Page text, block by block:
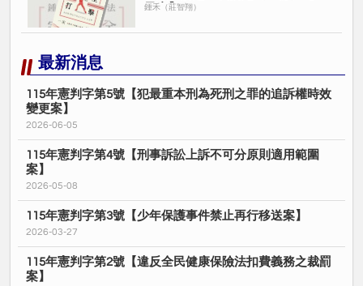
子書】
鍾禾（莊智翔）
最新消息
115年憲判字第5號【犯最重本刑為死刑之罪的追訴權時效
變更案】
2026-06-05
115年憲判字第4號【刑事訴訟上訴不可分原則適用範圍
案】
2026-05-08
115年憲判字第3號【少年保護事件禁止再行移送案】
2026-03-27
115年憲判字第2號【違反全民健康保險法扣費義務之裁罰
案】